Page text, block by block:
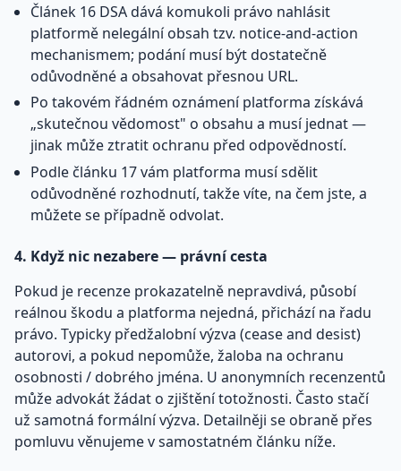
Článek 16 DSA dává komukoli právo nahlásit
platformě nelegální obsah tzv. notice-and-action
mechanismem; podání musí být dostatečně
odůvodněné a obsahovat přesnou URL.
Po takovém řádném oznámení platforma získává
„skutečnou vědomost" o obsahu a musí jednat —
jinak může ztratit ochranu před odpovědností.
Podle článku 17 vám platforma musí sdělit
odůvodněné rozhodnutí, takže víte, na čem jste, a
můžete se případně odvolat.
4. Když nic nezabere — právní cesta
Pokud je recenze prokazatelně nepravdivá, působí
reálnou škodu a platforma nejedná, přichází na řadu
právo. Typicky předžalobní výzva (cease and desist)
autorovi, a pokud nepomůže, žaloba na ochranu
osobnosti / dobrého jména. U anonymních recenzentů
může advokát žádat o zjištění totožnosti. Často stačí
už samotná formální výzva. Detailněji se obraně přes
pomluvu věnujeme v samostatném článku níže.